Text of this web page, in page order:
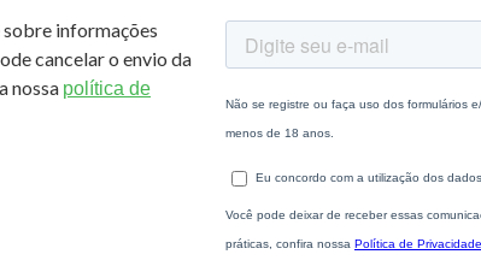
informações
cancelar o envio da
nossa política de